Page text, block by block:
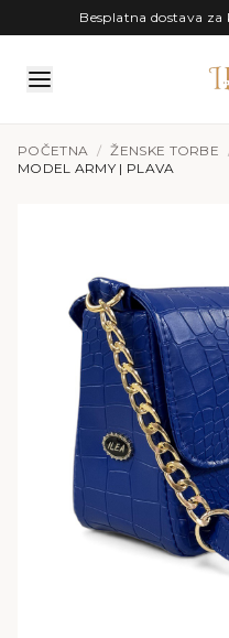
Preskoči na sadržaj
Besplatna dostava
POČETNA / ŽENSKE TORBE
MODEL ARMY | PLAVA